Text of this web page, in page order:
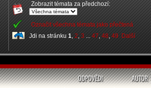
Zobrazit témata za předchozí:
Označit všechna témata jako přečtená
Jdi na stránku 1, 2, 3 ... 47, 48, 49 Další